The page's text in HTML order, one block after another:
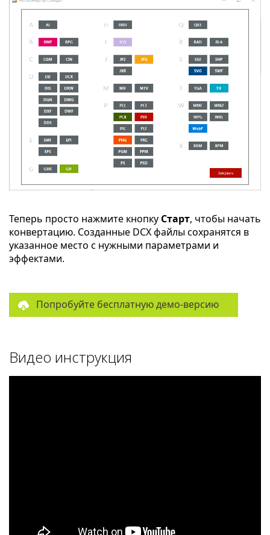
Теперь просто нажмите кнопку Старт, чтобы начать
конвертацию. Созданные DCX файлы сохранятся в
указанное место с нужными параметрами и
эффектами.
Попробуйте бесплатную демо-версию
Видео инструкция